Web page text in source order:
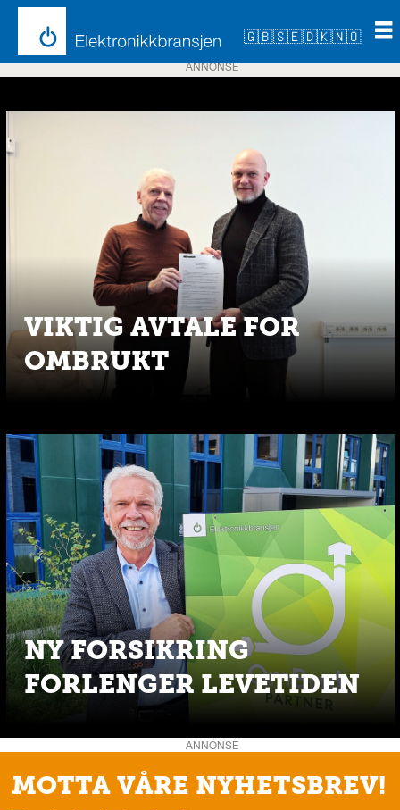
🇬🇧🇸🇪🇩🇰🇳🇴
Emne:
ly
forsikring
ANNONSE
VIKTIG AVTALE FOR
OMBRUKT
NY FORSIKRING
FORLENGER LEVETIDEN
ANNONSE
MOTTA VÅRE NYHETSBREV!